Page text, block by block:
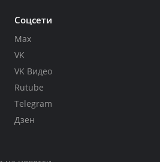
Соцсети
Max
VK
VK Видео
Rutube
Telegram
Дзен